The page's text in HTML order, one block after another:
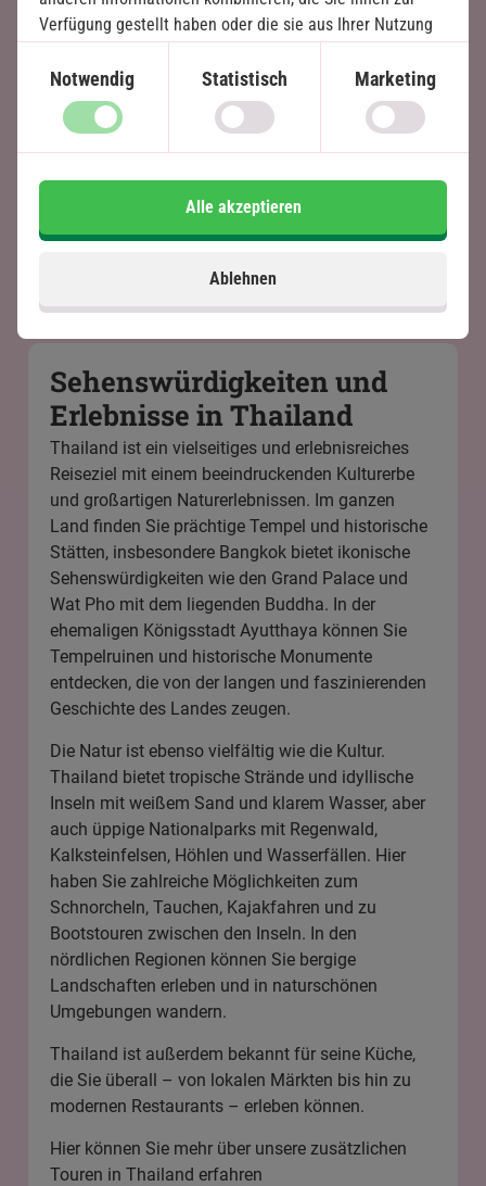
Sehenswürdigkeiten und
Erlebnisse in Thailand
Thailand ist ein vielseitiges und erlebnisreiches
Reiseziel mit einem beeindruckenden Kulturerbe
und großartigen Naturerlebnissen. Im ganzen
Land finden Sie prächtige Tempel und historische
Stätten, insbesondere Bangkok bietet ikonische
Sehenswürdigkeiten wie den Grand Palace und
Wat Pho mit dem liegenden Buddha. In der
ehemaligen Königsstadt Ayutthaya können Sie
Tempelruinen und historische Monumente
entdecken, die von der langen und faszinierenden
Geschichte des Landes zeugen.
Die Natur ist ebenso vielfältig wie die Kultur.
Thailand bietet tropische Strände und idyllische
Inseln mit weißem Sand und klarem Wasser, aber
auch üppige Nationalparks mit Regenwald,
Kalksteinfelsen, Höhlen und Wasserfällen. Hier
haben Sie zahlreiche Möglichkeiten zum
Schnorcheln, Tauchen, Kajakfahren und zu
Bootstouren zwischen den Inseln. In den
nördlichen Regionen können Sie bergige
Landschaften erleben und in naturschönen
Umgebungen wandern.
Thailand ist außerdem bekannt für seine Küche,
die Sie überall – von lokalen Märkten bis hin zu
modernen Restaurants – erleben können.
Hier können Sie mehr über unsere zusätzlichen
Touren in Thailand erfahren
Verfügung gestellt haben oder die sie aus Ihrer Nutzung
Notwendig Statistisch Marketing
Ablehnen
Alle akzeptieren